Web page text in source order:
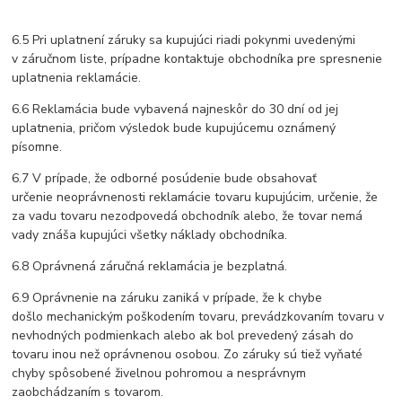
6.5 Pri uplatnení záruky sa kupujúci riadi pokynmi uvedenými
v záručnom liste, prípadne kontaktuje obchodníka pre spresnenie
uplatnenia reklamácie.
6.6 Reklamácia bude vybavená najneskôr do 30 dní od jej
uplatnenia, pričom výsledok bude kupujúcemu oznámený
písomne.
6.7 V prípade, že odborné posúdenie bude obsahovať
určenie neoprávnenosti reklamácie tovaru kupujúcim, určenie, že
za vadu tovaru nezodpovedá obchodník alebo, že tovar nemá
vady znáša kupujúci všetky náklady obchodníka.
6.8 Oprávnená záručná reklamácia je bezplatná.
6.9 Oprávnenie na záruku zaniká v prípade, že k chybe
došlo mechanickým poškodením tovaru, prevádzkovaním tovaru v
nevhodných podmienkach alebo ak bol prevedený zásah do
tovaru inou než oprávnenou osobou. Zo záruky sú tiež vyňaté
chyby spôsobené živelnou pohromou a nesprávnym
zaobchádzaním s tovarom.